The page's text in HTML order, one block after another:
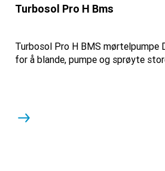
Turbosol Pro H Bms
Turbosol Pro H BMS mørtelpumpe
for å blande, pumpe og sprøyte